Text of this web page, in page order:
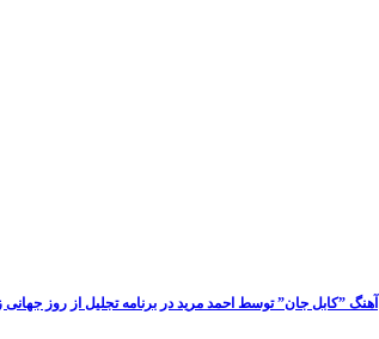
آهنگ ”کابل جان” توسط احمد مرید در برنامه تجلیل از روز